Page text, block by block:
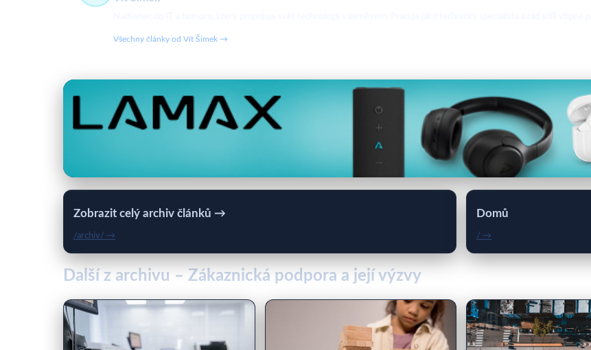
Všechny články od Vít Šimek →
Zobrazit celý archiv článků →
/archiv/ →
Domů
/ →
Další z archivu – Zákaznická podpora a její výzvy